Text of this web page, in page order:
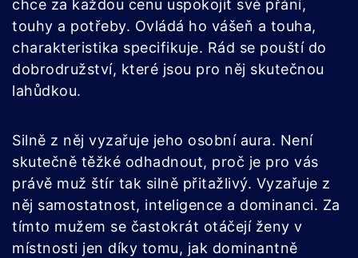
chce za každou cenu uspokojit své přání,
touhy a potřeby. Ovládá ho vášeň a touha,
charakteristika specifikuje. Rád se pouští do
dobrodružství, které jsou pro něj skutečnou
lahůdkou.
Silně z něj vyzařuje jeho osobní aura. Není
skutečně těžké odhadnout, proč je pro vás
právě muž štír tak silně přitažlivý. Vyzařuje z
něj samostatnost, inteligence a dominanci. Za
tímto mužem se častokrát otáčejí ženy v
místnosti jen díky tomu, jak dominantně